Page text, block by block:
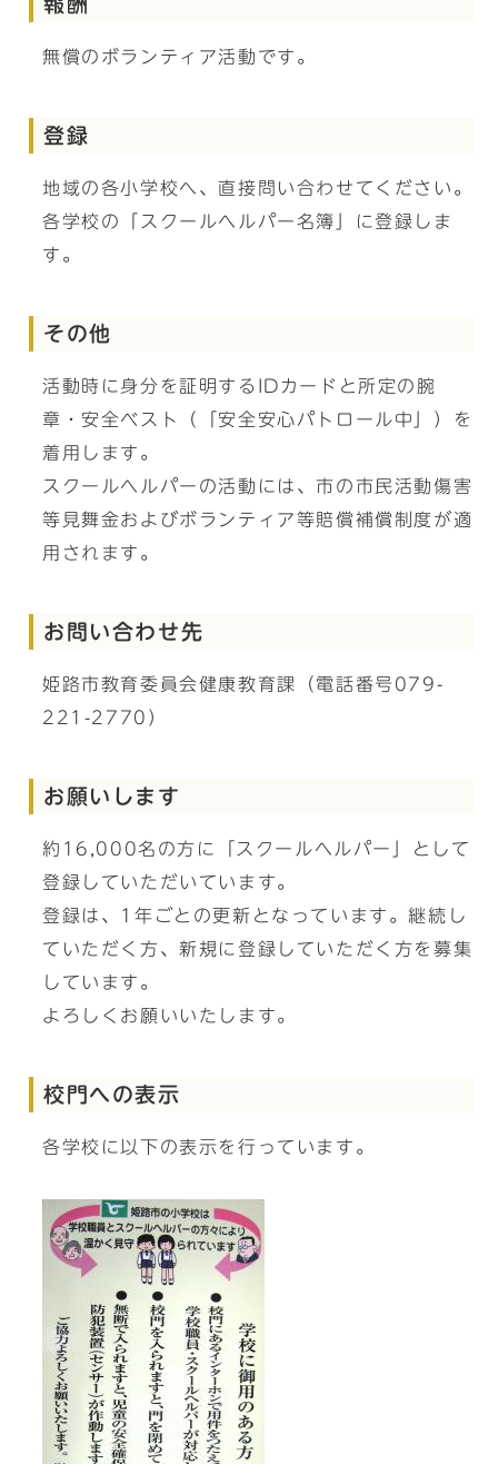
無償のボランティア活動です。
登録
地域の各小学校へ、直接問い合わせてください。
各学校の「スクールヘルパー名簿」に登録しま
す。
その他
活動時に身分を証明するIDカードと所定の腕
章・安全ベスト（「安全安心パトロール中」）を
着用します。
スクールヘルパーの活動には、市の市民活動傷害
等見舞金およびボランティア等賠償補償制度が適
用されます。
お問い合わせ先
姫路市教育委員会健康教育課（電話番号079-
221-2770）
お願いします
約16,000名の方に「スクールヘルパー」として
登録していただいています。
登録は、1年ごとの更新となっています。継続し
ていただく方、新規に登録していただく方を募集
しています。
よろしくお願いいたします。
校門への表示
各学校に以下の表示を行っています。